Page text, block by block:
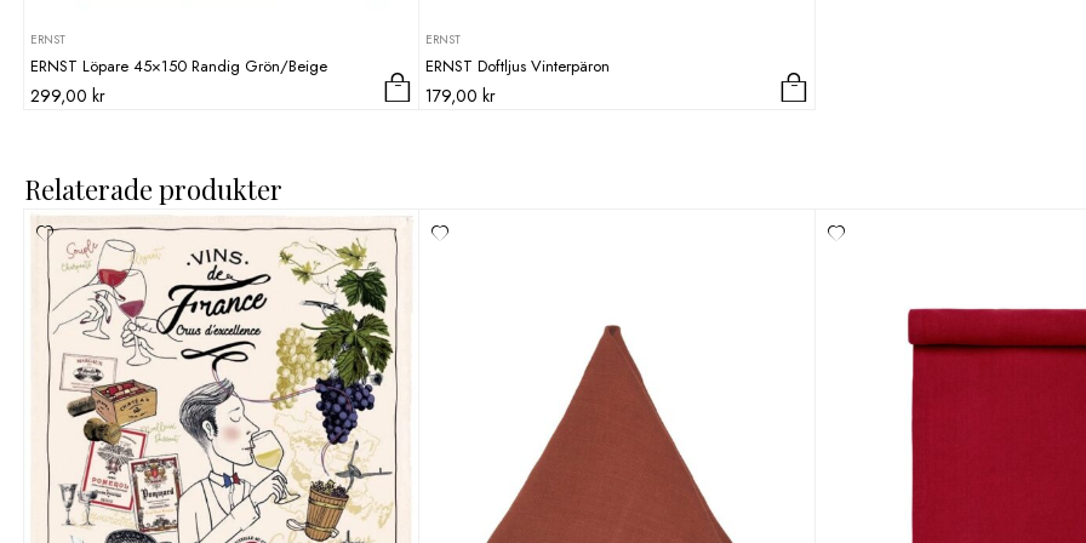
ERNST
ERNST Löpare 45×150 Randig Grön/Beige
299,00 kr
ERNST
ERNST Doftljus Vinterpäron
179,00kr
Relaterade produkter